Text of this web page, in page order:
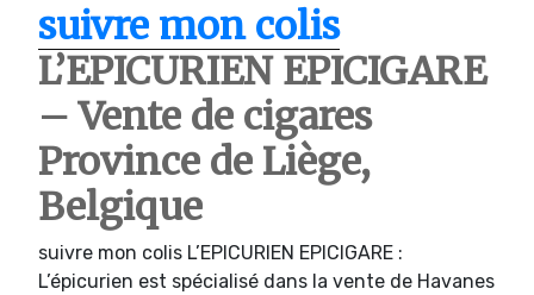
suivre mon colis
L’EPICURIEN EPICIGARE
– Vente de cigares
Province de Liège,
Belgique
suivre mon colis L’EPICURIEN EPICIGARE :
L’épicurien est spécialisé dans la vente de Havanes